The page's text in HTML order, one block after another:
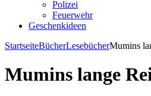
Polizei
Feuerwehr
Geschenkideen
StartseiteBücherLesebücherMumins
Mumins lange